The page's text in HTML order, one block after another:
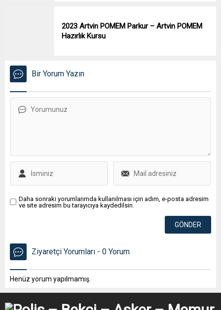
2023 Artvin POMEM Parkur – Artvin POMEM
Hazırlık Kursu
Bir Yorum Yazın
Daha sonraki yorumlarımda kullanılması için adım, e-posta adresim
ve site adresim bu tarayıcıya kaydedilsin.
Ziyaretçi Yorumları - 0 Yorum
Henüz yorum yapılmamış.